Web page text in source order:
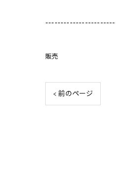
販売
< 前のページ